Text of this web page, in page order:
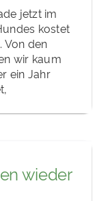
jetzt im
kostet
Von den
wir kaum
ein Jahr
wieder